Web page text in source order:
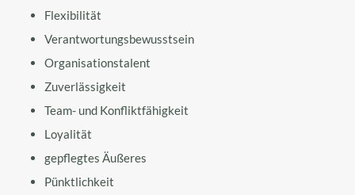
Flexibilität
Verantwortungsbewusstsein
Organisationstalent
Zuverlässigkeit
Team- und Konfliktfähigkeit
Loyalität
gepflegtes Äußeres
Pünktlichkeit